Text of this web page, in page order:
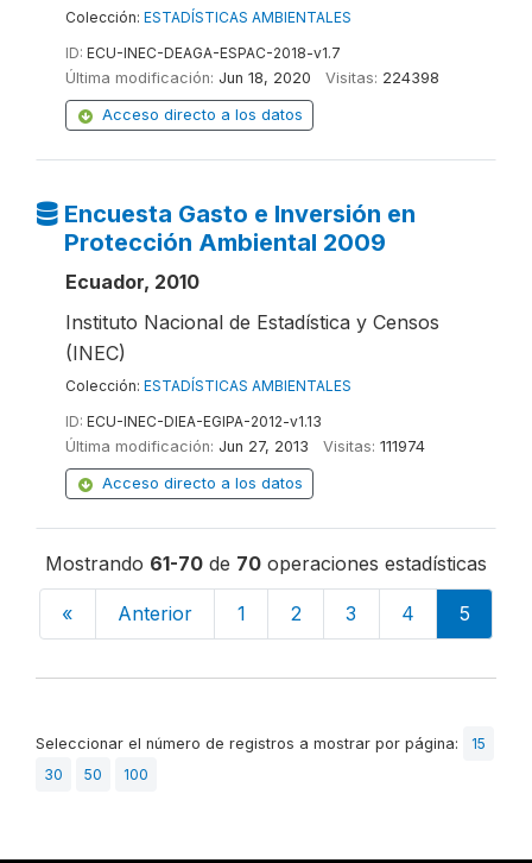
Colección: ESTADÍSTICAS AMBIENTALES
ID: ECU-INEC-DEAGA-ESPAC-2018-v1.7
Última modificación: Jun 18, 2020 Visitas: 224398
Acceso directo a los datos
Encuesta Gasto e Inversión en
Protección Ambiental 2009
Ecuador, 2010
Instituto Nacional de Estadística y Censos
(INEC)
Colección: ESTADÍSTICAS AMBIENTALES
ID: ECU-INEC-DIEA-EGIPA-2012-v1.13
Última modificación: Jun 27, 2013 Visitas: 111974
Acceso directo a los datos
Mostrando 61-70 de 70 operaciones estadísticas
« Anterior 1 2 3 4 5
Seleccionar el número de registros a mostrar por página:
15
30
50 100